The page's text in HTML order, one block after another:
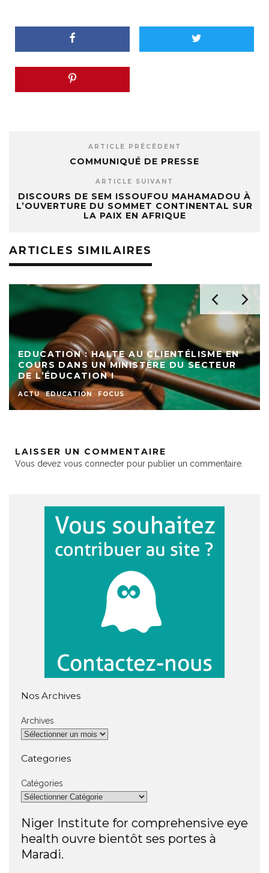
ARTICLE PRÉCÉDENT
COMMUNIQUÉ DE PRESSE
ARTICLE SUIVANT
DISCOURS DE SEM ISSOUFOU MAHAMADOU À
L’OUVERTURE DU SOMMET CONTINENTAL SUR
LA PAIX EN AFRIQUE
ARTICLES SIMILAIRES
EDUCATION : HALTE AU CLIENTÉLISME EN
COURS DANS UN MINISTÈRE DU SECTEUR
DE L’ÉDUCATION !
ACTU EDUCATION FOCUS
LAISSER UN COMMENTAIRE
Vous devez vous connecter pour publier un commentaire.
Nos Archives
Archives
Categories
Catégories
Niger Institute for comprehensive eye
health ouvre bientôt ses portes à
Maradi.